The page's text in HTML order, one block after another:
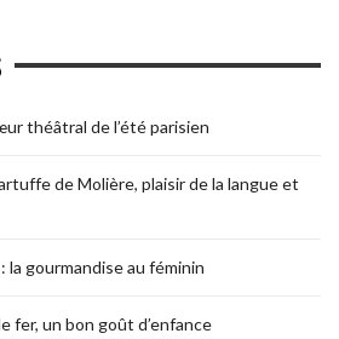
théâtral de l’été parisien
de Molière, plaisir de la langue et
la gourmandise au féminin
fer, un bon goût d’enfance